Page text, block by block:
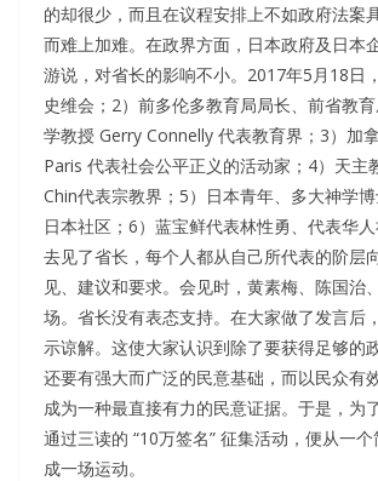
的却很少，而且在议程安排上不如政府法案
而难上加难。在政界方面，日本政府及日本
游说，对省长的影响不小。2017年5月18日
史维会；2）前多伦多教育局局长、前省教
学教授 Gerry Connelly 代表教育界；3）加
Paris 代表社会公平正义的活动家；4）天主
Chin代表宗教界；5）日本青年、多大神学
日本社区；6）蓝宝鲜代表林性勇、代表华
去见了省长，每个人都从自己所代表的阶层
见、建议和要求。会见时，黄素梅、陈国治
场。省长没有表态支持。在大家做了发言后
示谅解。这使大家认识到除了要获得足够的
还要有强大而广泛的民意基础，而以民众有
成为一种最直接有力的民意证据。于是，为
通过三读的 “10万签名” 征集活动，便从一
成一场运动。